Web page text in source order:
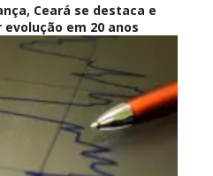
Ceará se destaca e
em 20 anos